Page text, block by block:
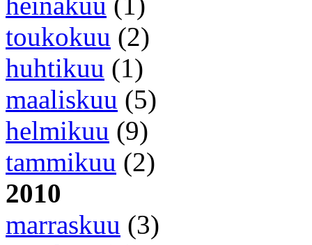
toukokuu (2)
huhtikuu (1)
maaliskuu (5)
helmikuu (9)
tammikuu (2)
2010
marraskuu (3)